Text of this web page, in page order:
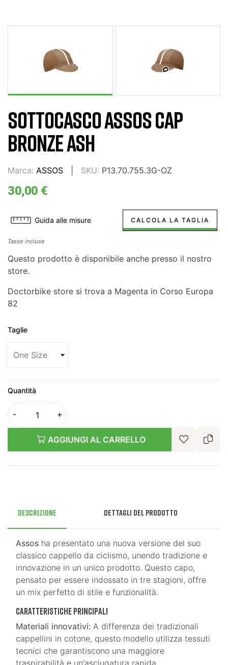
SOTTOCASCO ASSOS CAP
BRONZE ASH
Marca: ASSOS SKU: P13.70.755.3G-OZ
30,00 €
Guida alle misure CALCOLA LA TAGLIA
Tasse incluse
Questo prodotto è disponibile anche presso il nostro
store.
Doctorbike store si trova a Magenta in Corso Europa
82
Taglie
Quantità
AGGIUNGI AL CARRELLO
Descrizione Dettagli del prodotto
Assos ha presentato una nuova versione del suo
classico cappello da ciclismo, unendo tradizione e
innovazione in un unico prodotto. Questo capo,
pensato per essere indossato in tre stagioni, offre
un mix perfetto di stile e funzionalità.
Caratteristiche principali
Materiali innovativi: A differenza dei tradizionali
cappellini in cotone, questo modello utilizza tessuti
tecnici che garantiscono una maggiore
traspirabilità e un'asciugatura rapida.